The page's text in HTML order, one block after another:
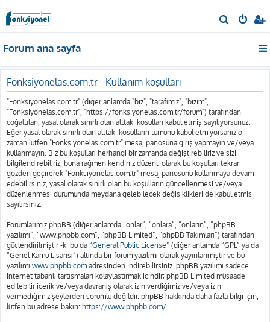
r
Forum ana sayfa
Fonksiyonelas.com.tr - Kullanım koşulları
"Fonksiyonelas.com.tr" (diğer anlamda "biz", "tarafımız", "bizim",
"Fonksiyonelas.com.tr", "https://fonksiyonelas.com.tr/forum") tarafından
çoğaltılan, yasal olarak sınırlı olan alttaki koşulları kabul etmiş sayılıyorsunuz.
Eğer yasal olarak sınırlı olan alttaki koşulların tümünü kabul etmiyorsanız o
zaman lütfen "Fonksiyonelas.com.tr" mesaj panosuna giriş yapmayın ve/veya
kullanmayın. Biz bu koşulları herhangi bir zamanda değiştirebiliriz ve sizi
bilgilendirebiliriz, buna rağmen kendiniz düzenli olarak bu koşulları tekrar
gözden geçirerek "Fonksiyonelas.com.tr" mesaj panosunu kullanmaya devam
edebilirsiniz, yasal olarak sınırlı olan bu koşulların güncellenmesi ve/veya
düzenlenmesi durumunda meydana gelebilecek değişiklikleri de kabul etmiş
sayılırsınız.
Forumlarımız phpBB (diğer anlamda “onlar”, “onlara”, “onların”, “phpBB
yazılımı”, “www.phpbb.com”, “phpBB Limited”, “phpBB Takımları”) tarafından
güçlendirilmiştir -ki bu da “General Public License” (diğer anlamda “GPL” ya da
“Genel Kamu Lisansı”) altında bir forum yazılımı olarak yayınlanmıştır ve bu
yazılımı www.phpbb.com adresinden indirebilirsiniz. phpBB yazılımı sadece
internet tabanlı tartışmaları kolaylaştırmak içindir; phpBB Limited müsaade
edilebilir içerik ve/veya davranış olarak izin verdiğimiz ve/veya izin
vermediğimiz şeylerden sorumlu değildir. phpBB hakkında daha fazla bilgi için,
lütfen bu adrese bakın: https://www.phpbb.com/.